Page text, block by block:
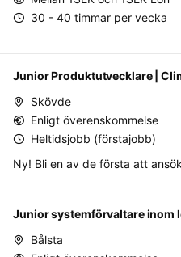
30 - 40 timmar per vecka
Junior Produktutvecklare |
Skövde
Enligt överenskommelse
Heltidsjobb (förstajobb)
Ny! Bli en av de första att
Junior systemförvaltare inom
Bålsta